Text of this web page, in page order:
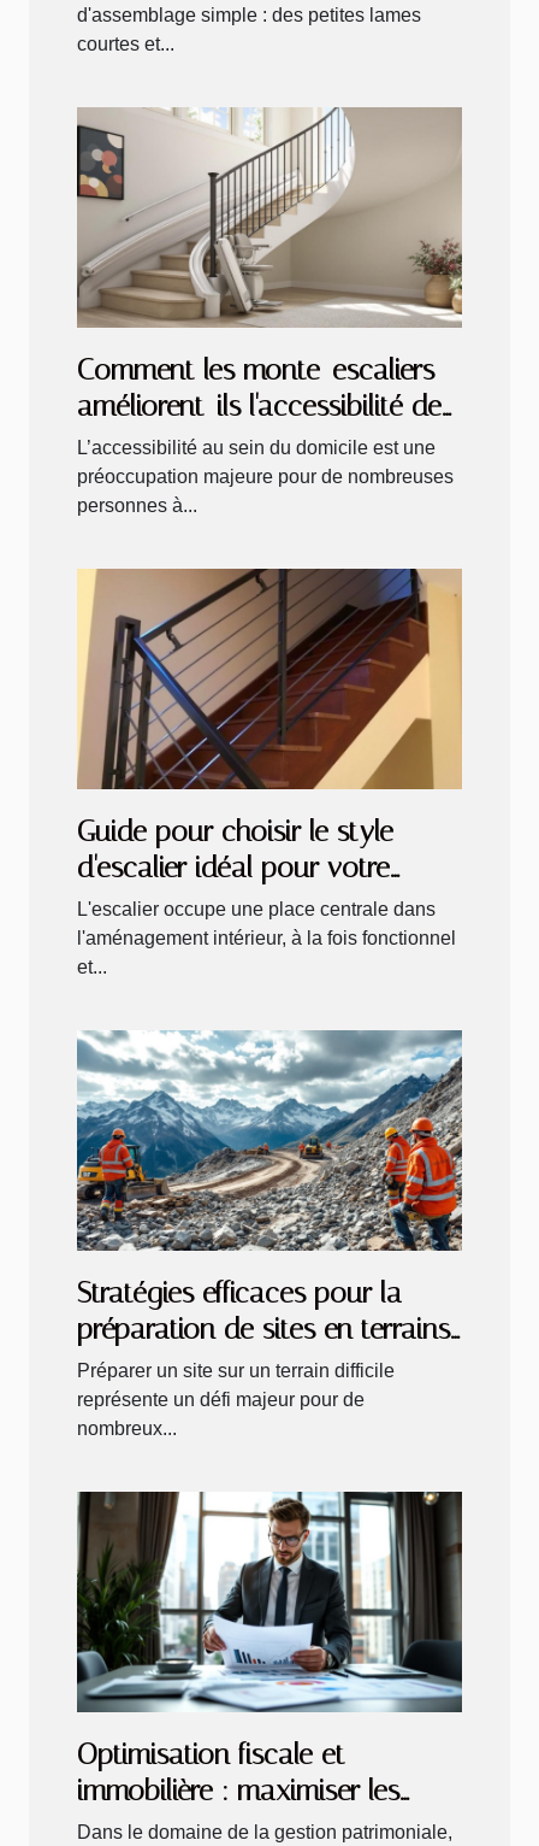
d'assemblage simple : des petites lames
courtes et...
Comment les monte-escaliers
améliorent-ils l'accessibilité des
maisons ?
L’accessibilité au sein du domicile est une
préoccupation majeure pour de nombreuses
personnes à...
Guide pour choisir le style
d'escalier idéal pour votre
intérieur
L'escalier occupe une place centrale dans
l'aménagement intérieur, à la fois fonctionnel
et...
Stratégies efficaces pour la
préparation de sites en terrains
difficiles
Préparer un site sur un terrain difficile
représente un défi majeur pour de
nombreux...
Optimisation fiscale et
immobilière : maximiser les
bénéfices de la location
Dans le domaine de la gestion patrimoniale,